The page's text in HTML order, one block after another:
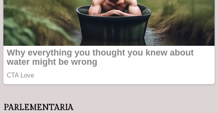
PARLEMENTARIA